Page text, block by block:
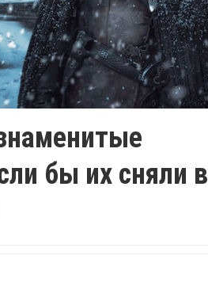
бы их сняли в